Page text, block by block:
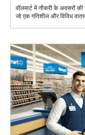
वॉलमार्ट में नौकरी के अवसरों
जो एक गतिशील और विविध